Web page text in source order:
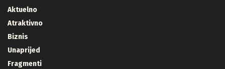
Aktuelno
Atraktivno
Biznis
Unaprijed
Fragmenti